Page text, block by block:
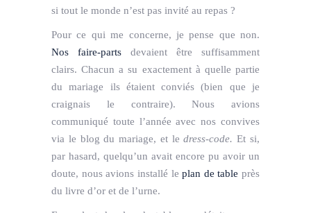
si tout le monde n’est pas invité au repas ?
Pour ce qui me concerne, je pense que non.
Nos faire-parts devaient être suffisamment
clairs. Chacun a su exactement à quelle partie
du mariage ils étaient conviés (bien que je
craignais le contraire). Nous avions
communiqué toute l’année avec nos convives
via le blog du mariage, et ledress-code. Et si,
par hasard, quelqu’un avait encore pu avoir un
doute, nous avions installé leplan de table près
du livre d’or et de l’urne.